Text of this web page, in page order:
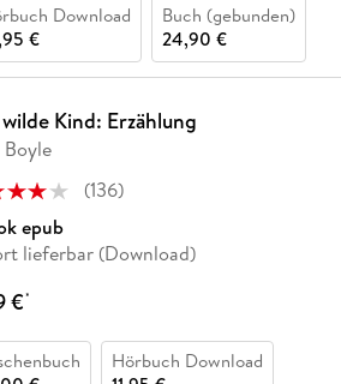
Download
€
Buch (gebunden)
24,90 €
Kind: Erzählung
Boyle
(136)
epub
lieferbar (Download)
€*
Hörbuch Download